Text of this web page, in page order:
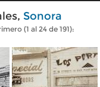
Sonora
(1 al 24 de 191):